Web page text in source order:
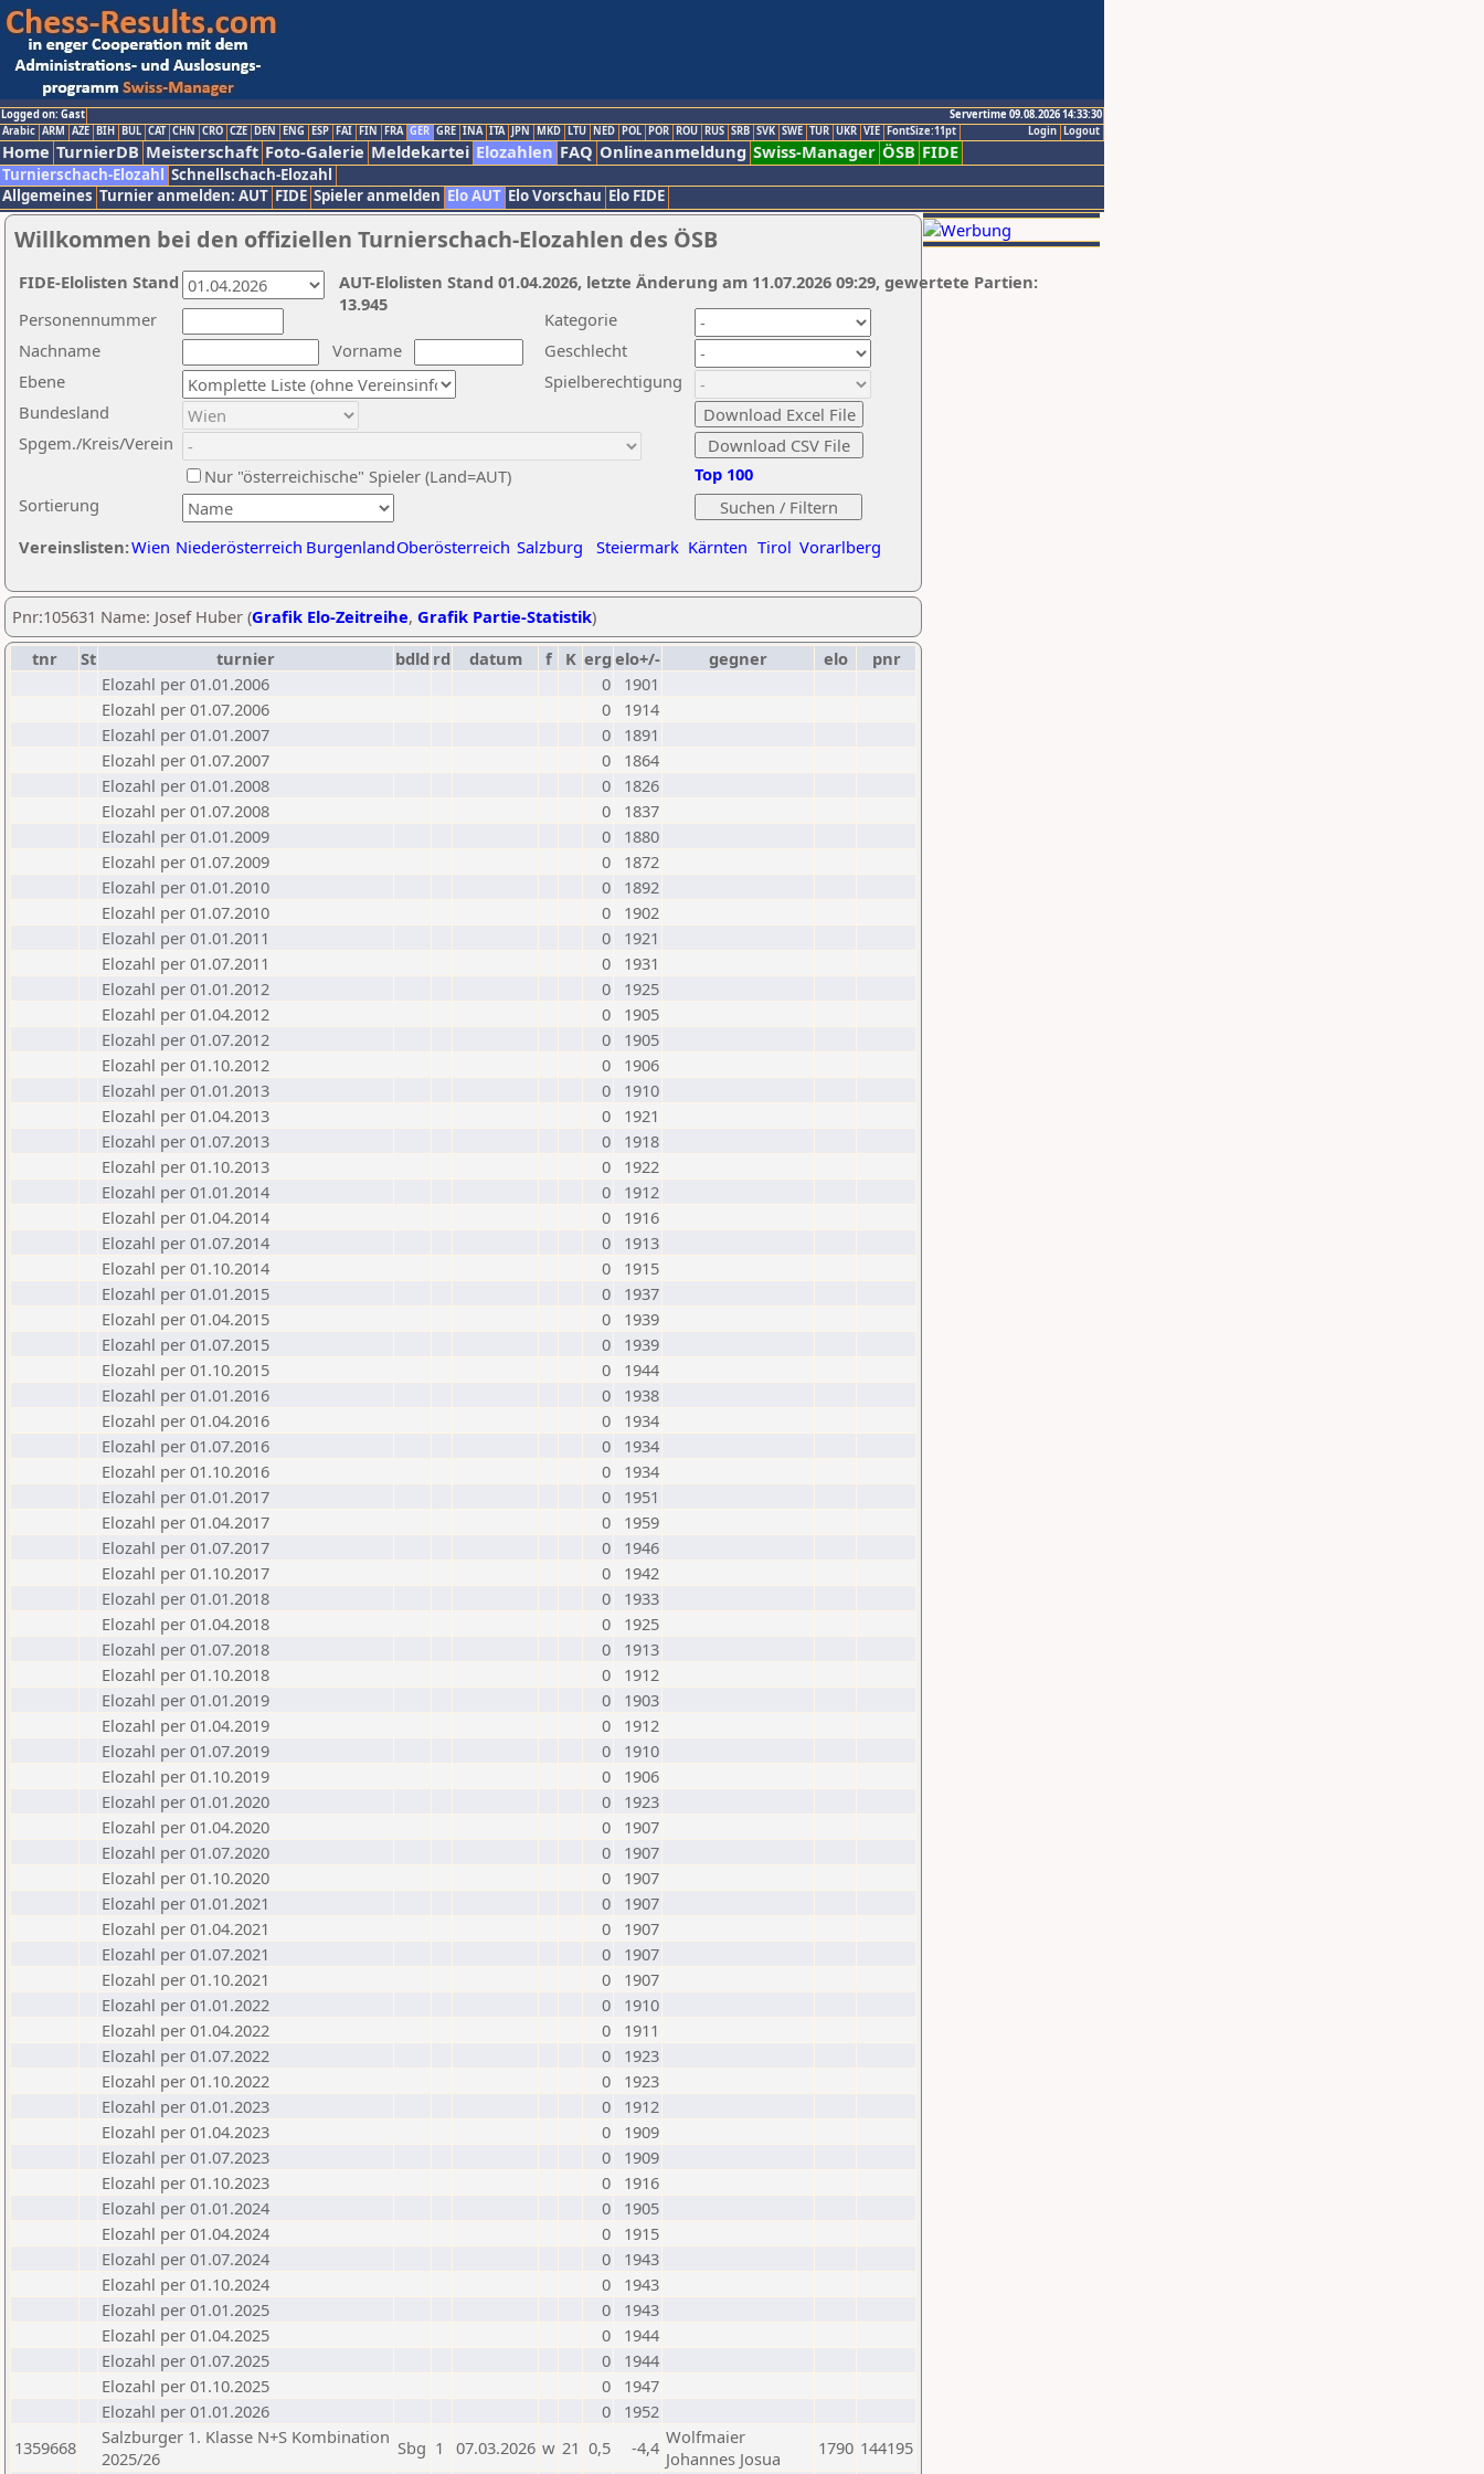
Logged on: Gast
Servertime 09.08.2026 14:33:30
Logout
Login
Arabic ARM AZE BIH BUL CAT CHN CRO CZE DEN ENG ESP FAI FIN FRA GER GRE INA ITA JPN MKD LTU NED POL POR ROU RUS SRB SVK SWE TUR UKR VIE FontSize:11pt
Home TurnierDB Meisterschaft Foto-Galerie Meldekartei Elozahlen FAQ Onlineanmeldung Swiss-Manager ÖSB FIDE
Turnierschach-Elozahl Schnellschach-Elozahl
Allgemeines Turnier anmelden: AUT FIDE Spieler anmelden Elo AUT Elo Vorschau Elo FIDE
Willkommen bei den offiziellen Turnierschach-Elozahlen des ÖSB
Nachname
Vorname
Ebene
Kategorie
Sortierung
Personennummer
Bundesland
Spgem./Kreis/Verein
Geschlecht
Nur "österreichische" Spieler (Land=AUT)
Spielberechtigung
Vereinslisten:Wien Niederösterreich BurgenlandOberösterreich Salzburg Steiermark Kärnten Tirol Vorarlberg
Top 100
AUT-Elolisten Stand 01.04.2026, letzte Änderung am 11.07.2026 09:29, gewertete Partien:
13.945
FIDE-Elolisten Stand
Pnr:105631 Name: Josef Huber (Grafik Elo-Zeitreihe, Grafik Partie-Statistik)
tnr
St turnier bdld rd datum f K erg elo+/- gegner elo
pnr
Elozahl per 01.01.2006
0
1901
Elozahl per 01.07.2006
0
1914
Elozahl per 01.01.2007
0
1891
Elozahl per 01.07.2007
0
1864
Elozahl per 01.01.2008
0
1826
Elozahl per 01.07.2008
0
1837
Elozahl per 01.01.2009
0
1880
Elozahl per 01.07.2009
0
1872
Elozahl per 01.01.2010
0
1892
Elozahl per 01.07.2010
0
1902
Elozahl per 01.01.2011
0
1921
Elozahl per 01.07.2011
0
1931
Elozahl per 01.01.2012
0
1925
Elozahl per 01.04.2012
0
1905
Elozahl per 01.07.2012
0
1905
Elozahl per 01.10.2012
0
1906
Elozahl per 01.01.2013
0
1910
Elozahl per 01.04.2013
0
1921
Elozahl per 01.07.2013
0
1918
Elozahl per 01.10.2013
0
1922
Elozahl per 01.01.2014
0
1912
Elozahl per 01.04.2014
0
1916
Elozahl per 01.07.2014
0
1913
Elozahl per 01.10.2014
0
1915
Elozahl per 01.01.2015
0
1937
Elozahl per 01.04.2015
0
1939
Elozahl per 01.07.2015
0
1939
Elozahl per 01.10.2015
0
1944
Elozahl per 01.01.2016
0
1938
Elozahl per 01.04.2016
0
1934
Elozahl per 01.07.2016
0
1934
Elozahl per 01.10.2016
0
1934
Elozahl per 01.01.2017
0
1951
Elozahl per 01.04.2017
0
1959
Elozahl per 01.07.2017
0
1946
Elozahl per 01.10.2017
0
1942
Elozahl per 01.01.2018
0
1933
Elozahl per 01.04.2018
0
1925
Elozahl per 01.07.2018
0
1913
Elozahl per 01.10.2018
0
1912
Elozahl per 01.01.2019
0
1903
Elozahl per 01.04.2019
0
1912
Elozahl per 01.07.2019
0
1910
Elozahl per 01.10.2019
0
1906
Elozahl per 01.01.2020
0
1923
Elozahl per 01.04.2020
0
1907
Elozahl per 01.07.2020
0
1907
Elozahl per 01.10.2020
0
1907
Elozahl per 01.01.2021
0
1907
Elozahl per 01.04.2021
0
1907
Elozahl per 01.07.2021
0
1907
Elozahl per 01.10.2021
0
1907
Elozahl per 01.01.2022
0
1910
Elozahl per 01.04.2022
0
1911
Elozahl per 01.07.2022
0
1923
Elozahl per 01.10.2022
0
1923
Elozahl per 01.01.2023
0
1912
Elozahl per 01.04.2023
0
1909
Elozahl per 01.07.2023
0
1909
Elozahl per 01.10.2023
0
1916
Elozahl per 01.01.2024
0
1905
Elozahl per 01.04.2024
0
1915
Elozahl per 01.07.2024
0
1943
Elozahl per 01.10.2024
0
1943
Elozahl per 01.01.2025
0
1943
Elozahl per 01.04.2025
0
1944
Elozahl per 01.07.2025
0
1944
Elozahl per 01.10.2025
0
1947
Elozahl per 01.01.2026
0
1952
1359668
Salzburger 1. Klasse N+S Kombination
2025/26
Sbg 1 07.03.2026 w 21 0,5 -4,4 Wolfmaier
Johannes Josua
1790 144195